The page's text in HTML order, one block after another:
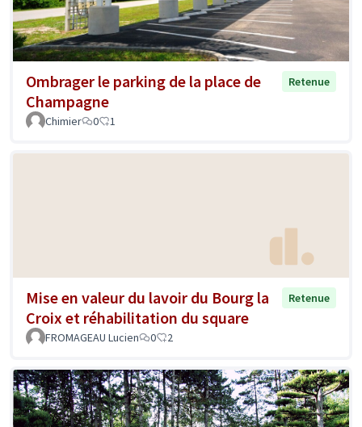
Ombrager le parking de la place de
Champagne
Retenue
Chimier 0 1
Mise en valeur du lavoir du Bourg la
Croix et réhabilitation du square
Retenue
FROMAGEAU Lucien 0 2